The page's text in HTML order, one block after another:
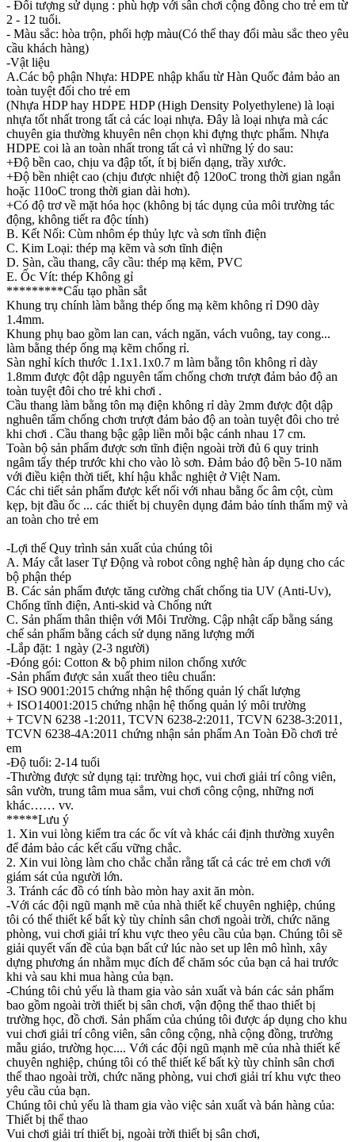
- Đối tượng sử dụng : phù hợp với sân chơi cộng đồng cho trẻ em từ
2 - 12 tuổi.
- Màu sắc: hòa trộn, phối hợp màu(Có thể thay đổi màu sắc theo yêu
cầu khách hàng)
-Vật liệu
A.Các bộ phận Nhựa: HDPE nhập khẩu từ Hàn Quốc đảm bảo an
toàn tuyệt đối cho trẻ em
(Nhựa HDP hay HDPE HDP (High Density Polyethylene) là loại
nhựa tốt nhất trong tất cả các loại nhựa. Đây là loại nhựa mà các
chuyên gia thường khuyên nên chọn khi đựng thực phẩm. Nhựa
HDPE coi là an toàn nhất trong tất cả vì những lý do sau:
+Độ bền cao, chịu va đập tốt, ít bị biến dạng, trầy xước.
+Độ bền nhiệt cao (chịu được nhiệt độ 120oC trong thời gian ngắn
hoặc 110oC trong thời gian dài hơn).
+Có độ trơ về mặt hóa học (không bị tác dụng của môi trường tác
động, không tiết ra độc tính)
B. Kết Nối: Cùm nhôm ép thủy lực và sơn tĩnh điện
C. Kim Loại: thép mạ kẽm và sơn tĩnh điện
D. Sàn, cầu thang, cây cầu: thép mạ kẽm, PVC
E. Ốc Vít: thép Không gỉ
*********Cấu tạo phần sắt
Khung trụ chính làm bằng thép ống mạ kẽm không rỉ D90 dày
1.4mm.
Khung phụ bao gồm lan can, vách ngăn, vách vuông, tay cong...
làm bằng thép ống mạ kẽm chống rỉ.
Sàn nghỉ kích thước 1.1x1.1x0.7 m làm bằng tôn không rỉ dày
1.8mm được đột dập nguyên tấm chống chơn trượt đảm bảo độ an
toàn tuyệt đôi cho trẻ khi chơi .
Cầu thang làm bằng tôn mạ điện không rỉ dày 2mm được đột dập
nghuên tấm chống chơn trượt đảm bảo độ an toàn tuyệt đôi cho trẻ
khi chơi . Cầu thang bậc gập liền mỗi bậc cánh nhau 17 cm.
Toàn bộ sản phẩm được sơn tĩnh điện ngoài trời đủ 6 quy trinh
ngâm tẩy thép trước khi cho vào lò sơn. Đảm bảo độ bền 5-10 năm
với điều kiện thời tiết, khí hậu khắc nghiệt ở Việt Nam.
Các chi tiết sản phẩm được kết nối với nhau bằng ốc âm cột, cùm
kẹp, bịt đầu ốc ... các thiết bị chuyên dụng đảm bảo tính thẩm mỹ và
an toàn cho trẻ em
-Lợi thế Quy trình sản xuất của chúng tôi
A. Máy cắt laser Tự Động và robot công nghệ hàn áp dụng cho các
bộ phận thép
B. Các sản phẩm được tăng cường chất chống tia UV (Anti-Uv),
Chống tĩnh điện, Anti-skid và Chống nứt
C. Sản phẩm thân thiện với Môi Trường. Cập nhật cấp bằng sáng
chế sản phẩm bằng cách sử dụng năng lượng mới
-Lắp đặt: 1 ngày (2-3 người)
-Đóng gói: Cotton & bộ phim nilon chống xước
-Sản phẩm được sản xuất theo tiêu chuẩn:
+ ISO 9001:2015 chứng nhận hệ thống quản lý chất lượng
+ ISO14001:2015 chứng nhận hệ thống quản lý môi trường
+ TCVN 6238 -1:2011, TCVN 6238-2:2011, TCVN 6238-3:2011,
TCVN 6238-4A:2011 chứng nhận sản phẩm An Toàn Đồ chơi trẻ
em
-Độ tuổi: 2-14 tuổi
-Thường được sử dụng tại: trường học, vui chơi giải trí công viên,
sân vườn, trung tâm mua sắm, vui chơi công cộng, những nơi
khác…… vv.
*****Lưu ý
1. Xin vui lòng kiểm tra các ốc vít và khác cái định thường xuyên
để đảm bảo các kết cấu vững chắc.
2. Xin vui lòng làm cho chắc chắn rằng tất cả các trẻ em chơi với
giám sát của người lớn.
3. Tránh các đồ có tính bào mòn hay axit ăn mòn.
-Với các đội ngũ mạnh mẽ của nhà thiết kế chuyên nghiệp, chúng
tôi có thể thiết kế bất kỳ tùy chỉnh sân chơi ngoài trời, chức năng
phòng, vui chơi giải trí khu vực theo yêu cầu của bạn. Chúng tôi sẽ
giải quyết vấn đề của bạn bất cứ lúc nào set up lên mô hình, xây
dựng phương án nhằm mục đích để chăm sóc của bạn cả hai trước
khi và sau khi mua hàng của bạn.
-Chúng tôi chủ yếu là tham gia vào sản xuất và bán các sản phẩm
bao gồm ngoài trời thiết bị sân chơi, vận động thể thao thiết bị
trường học, đồ chơi. Sản phẩm của chúng tôi được áp dụng cho khu
vui chơi giải trí công viên, sân công cộng, nhà cộng đồng, trường
mẫu giáo, trường học.... Với các đội ngũ mạnh mẽ của nhà thiết kế
chuyên nghiệp, chúng tôi có thể thiết kế bất kỳ tùy chỉnh sân chơi
thể thao ngoài trời, chức năng phòng, vui chơi giải trí khu vực theo
yêu cầu của bạn.
Chúng tôi chủ yếu là tham gia vào việc sản xuất và bán hàng của:
Thiết bị thể thao
Vui chơi giải trí thiết bị, ngoài trời thiết bị sân chơi,